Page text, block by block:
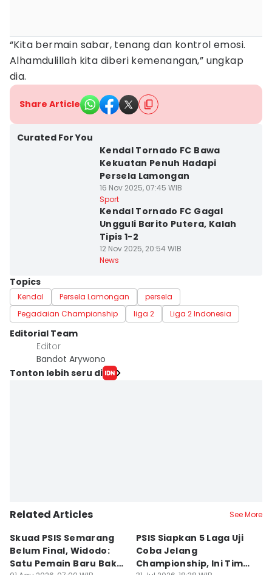
“Kita bermain sabar, tenang dan kontrol emosi.
Alhamdulillah kita diberi kemenangan,” ungkap
dia.
Share Article
Curated For You
Kendal Tornado FC Bawa
Kekuatan Penuh Hadapi
Persela Lamongan
16 Nov 2025, 07:45 WIB
Sport
Kendal Tornado FC Gagal
Ungguli Barito Putera, Kalah
Tipis 1-2
12 Nov 2025, 20:54 WIB
News
Topics
Kendal Persela Lamongan
persela
Pegadaian Championship
liga 2 Liga 2 Indonesia
Editorial Team
Editor
Bandot Arywono
Tonton lebih seru di
Related Articles See More
Skuad PSIS Semarang
Belum Final, Widodo:
Satu Pemain Baru Bakal
PSIS Siapkan 5 Laga Uji
Coba Jelang
Championship, Ini Tim